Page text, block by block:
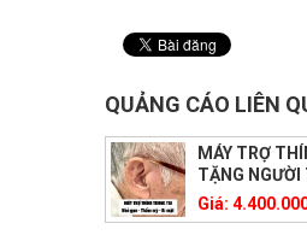
QUẢNG CÁO LIÊN
MÁY TRỢ
TẶNG NGƯỜI
Giá: